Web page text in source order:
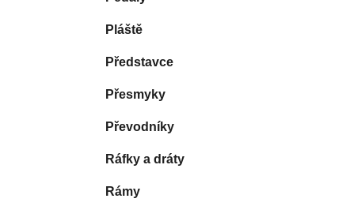
Pláště
Představce
Přesmyky
Převodníky
Ráfky a dráty
Rámy